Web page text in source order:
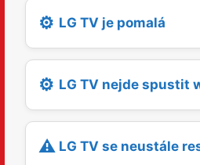
⚙️ LG TV je pomalá
⚙️ LG TV nejde spustit
⚠️ LG TV se neustále